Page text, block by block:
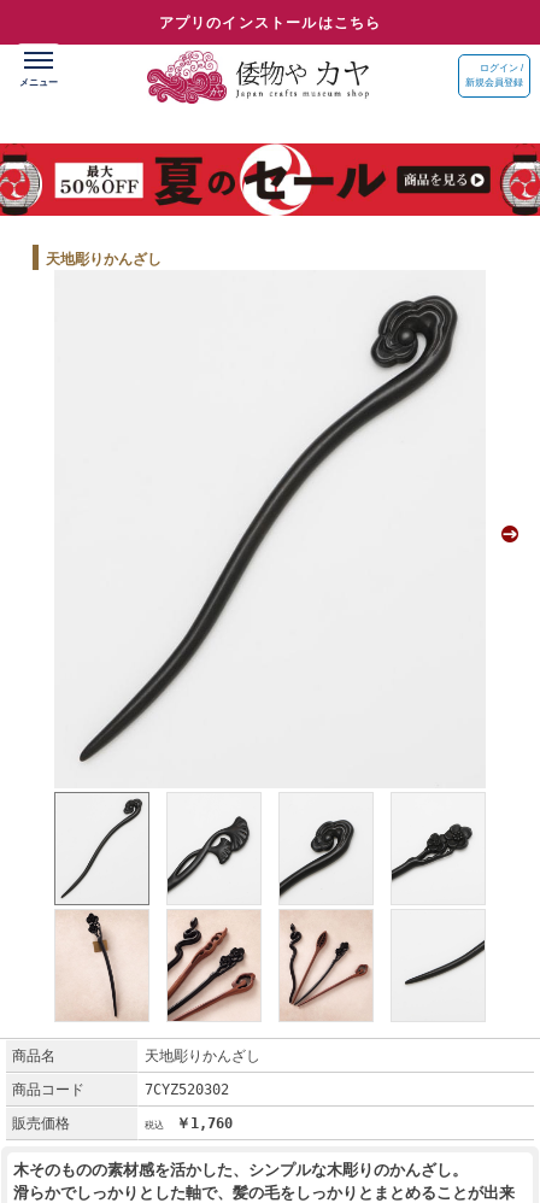
アプリのインストールはこちら
ログイン /
新規会員登録
天地彫りかんざし
商品名
天地彫りかんざし
商品コード
7CYZ520302
販売価格
￥1,760
木そのものの素材感を活かした、シンプルな木彫りのかんざし。
滑らかでしっかりとした軸で、髪の毛をしっかりとまとめることが出来